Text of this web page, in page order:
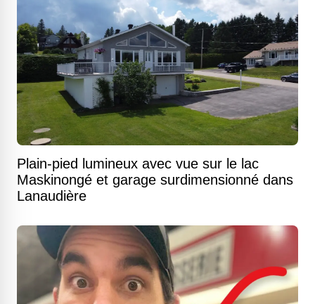
Plain-pied lumineux avec vue sur le lac
Maskinongé et garage surdimensionné dans
Lanaudière